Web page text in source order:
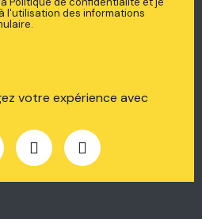
l'utilisation des informations
votre expérience avec